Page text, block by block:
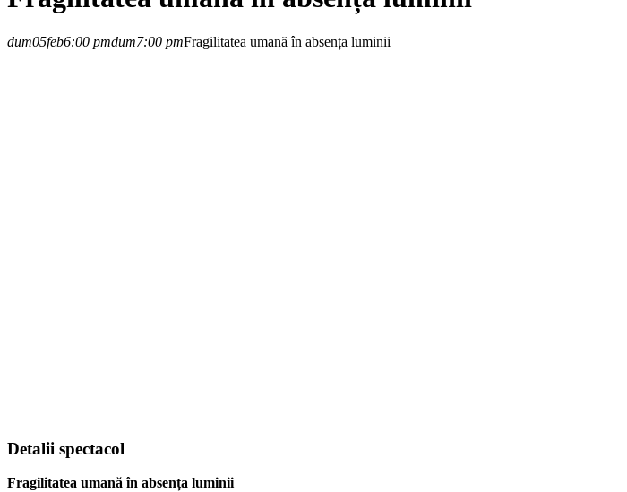
dum05feb6:00 pmdum7:00 pmFragilitatea umană în absența luminii
Detalii spectacol
Fragilitatea umană în absența luminii